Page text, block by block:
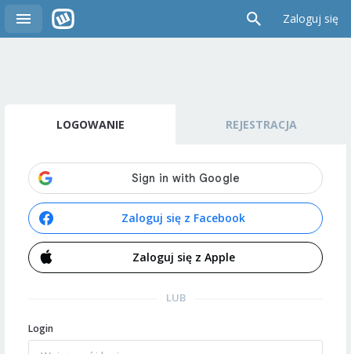
Zaloguj się
LOGOWANIE REJESTRACJA
Zaloguj się z Facebook
Zaloguj się z Apple
LUB
Login